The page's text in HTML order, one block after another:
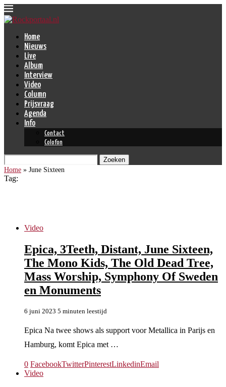
Home
Nieuws
Live
Album
Interview
Video
Column
Prijsvraag
Agenda
Info
Contact
Colofon
Zoeken
Home » June Sixteen
Tag:
Video
Epica, 3Teeth, Distant, June Sixteen,
The Mono Kids, The Old Dead Tree,
Mass Worship, Symphony Of Sweden
en Monuments
6 juni 2023 5 minuten leestijd
Epica Na twee shows als support voor Metallica in Parijs en
Hamburg, komt Epica met …
0 FacebookTwitterPinterestLinkedinEmail
Video